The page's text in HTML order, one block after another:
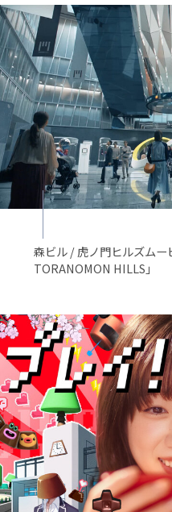
森ビル / 虎ノ門ヒルズム
TORANOMON HILLS」